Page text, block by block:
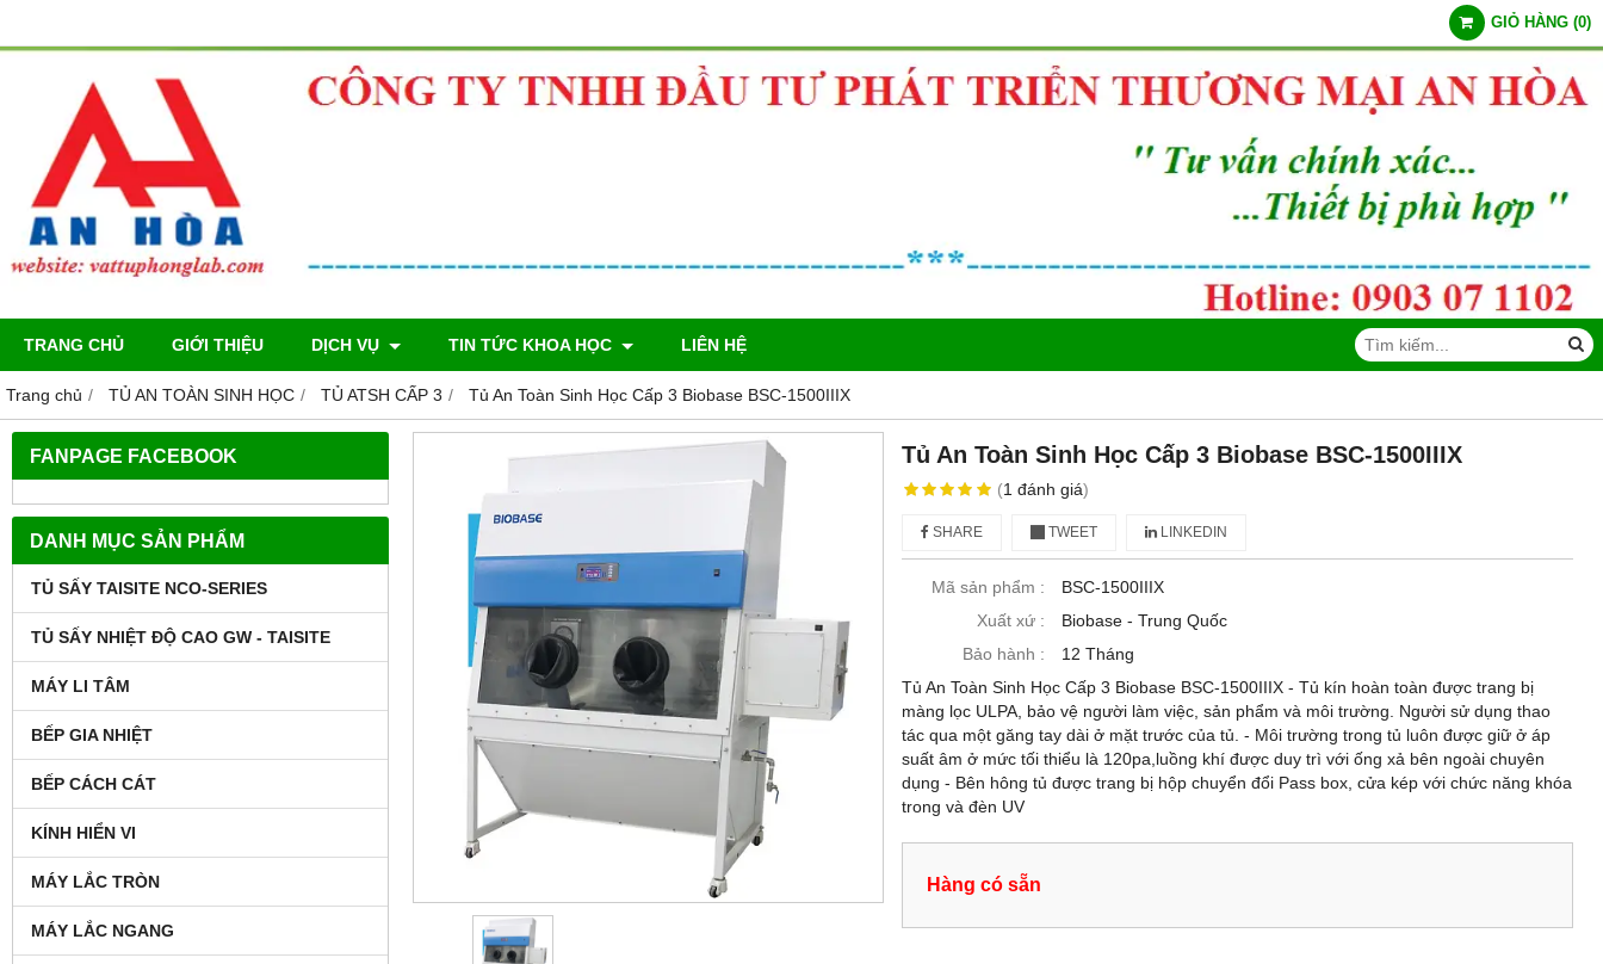
GIỎ HÀNG (0)
TRANG CHỦ GIỚI THIỆU DỊCH VỤ TIN TỨC KHOA HỌC LIÊN HỆ
Trang chủ TỦ AN TOÀN SINH HỌC TỦ ATSH CẤP 3 Tủ An Toàn Sinh Học Cấp 3 Biobase BSC-1500IIIX
FANPAGE FACEBOOK
DANH MỤC SẢN PHẨM
TỦ SẤY TAISITE NCO-SERIES
TỦ SẤY NHIỆT ĐỘ CAO GW - TAISITE
MÁY LI TÂM
BẾP GIA NHIỆT
BẾP CÁCH CÁT
KÍNH HIỂN VI
MÁY LẮC TRÒN
MÁY LẮC NGANG
Tủ An Toàn Sinh Học Cấp 3 Biobase BSC-1500IIIX
(1đánh giá)
SHARE TWEET LINKEDIN
Mã sản phẩm :
BSC-1500IIIX
Xuất xứ :
Biobase - Trung Quốc
Bảo hành :
12 Tháng
Tủ An Toàn Sinh Học Cấp 3 Biobase BSC-1500IIIX - Tủ kín hoàn toàn được trang bị
màng lọc ULPA, bảo vệ người làm việc, sản phẩm và môi trường. Người sử dụng thao
tác qua một găng tay dài ở mặt trước của tủ. - Môi trường trong tủ luôn được giữ ở áp
suất âm ở mức tối thiểu là 120pa,luồng khí được duy trì với ống xả bên ngoài chuyên
dụng - Bên hông tủ được trang bị hộp chuyển đổi Pass box, cửa kép với chức năng khóa
trong và đèn UV
Hàng có sẵn